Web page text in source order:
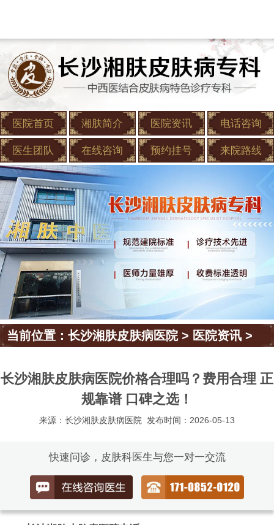
医院首页 湘肤简介 医院资讯 电话咨询
医生团队 在线咨询 预约挂号 来院路线
当前位置：长沙湘肤皮肤病医院> 医院资讯 >
长沙湘肤皮肤病医院价格合理吗？费用合理 正
规靠谱 口碑之选！
来源：长沙湘肤皮肤病医院 发布时间：2026-05-13
快速问诊，皮肤科医生与您一对一交流